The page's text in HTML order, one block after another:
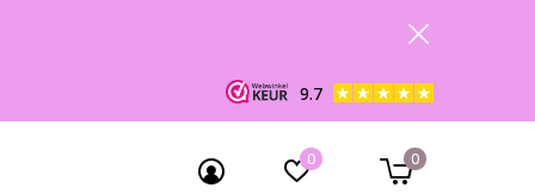
0 0
9.7